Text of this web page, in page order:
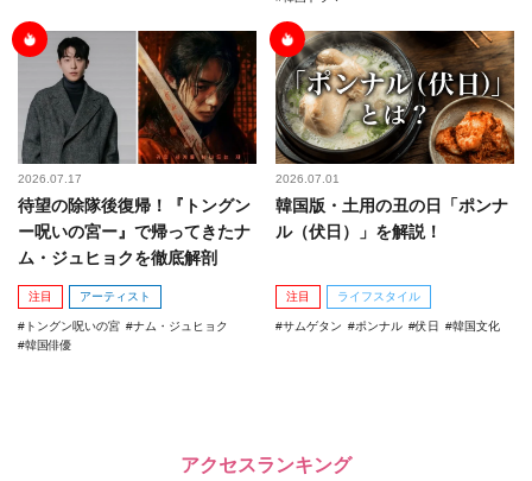
2026.07.17
待望の除隊後復帰！『トングン
ー呪いの宮ー』で帰ってきたナ
ム・ジュヒョクを徹底解剖
注目 アーティスト
トングン呪いの宮
ナム・ジュヒョク
韓国俳優
2026.07.01
韓国版・土用の丑の日「ポンナ
ル（伏日）」を解説！
注目 ライフスタイル
サムゲタン ポンナル 伏日 韓国文化
アクセスランキング